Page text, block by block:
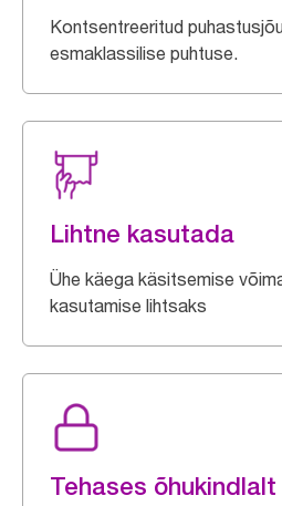
Kontsentreeritud
esmaklassilise puhtuse.
Lihtne kasutada
Ühe käega käsitsemise
kasutamise lihtsaks
Tehases